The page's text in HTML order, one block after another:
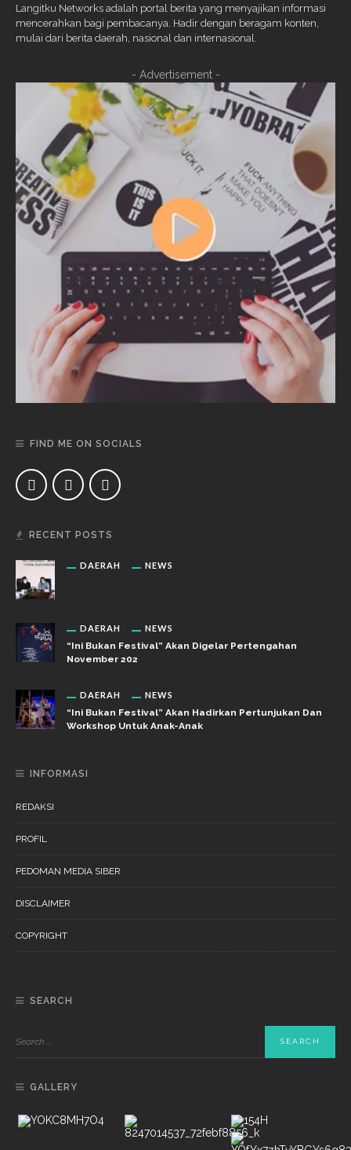
Langitku Networks adalah portal berita yang menyajikan informasi
mencerahkan bagi pembacanya. Hadir dengan beragam konten,
mulai dari berita daerah, nasional dan internasional.
- Advertisement -
FIND ME ON SOCIALS
RECENT POSTS
DAERAH NEWS
DAERAH NEWS
“Ini Bukan Festival” Akan Digelar Pertengahan
November 202
DAERAH NEWS
“Ini Bukan Festival” Akan Hadirkan Pertunjukan Dan
Workshop Untuk Anak-Anak
INFORMASI
REDAKSI
PROFIL
PEDOMAN MEDIA SIBER
DISCLAIMER
COPYRIGHT
SEARCH
GALLERY